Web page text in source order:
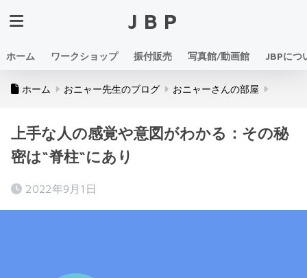
JBP
ホーム ワークショップ 振付販売 写真館/動画館 JBPにつ
ホーム おニャー先生のブログ おニャーさんの部屋
上手な人の感覚や意図がわかる：その秘
密は“脊柱“にあり
2022年9月1日